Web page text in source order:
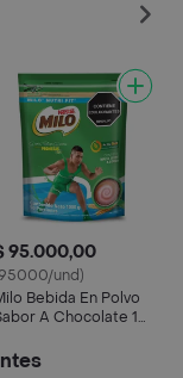
95.000,00
und)
Bebida En Polvo
A Chocolate 1